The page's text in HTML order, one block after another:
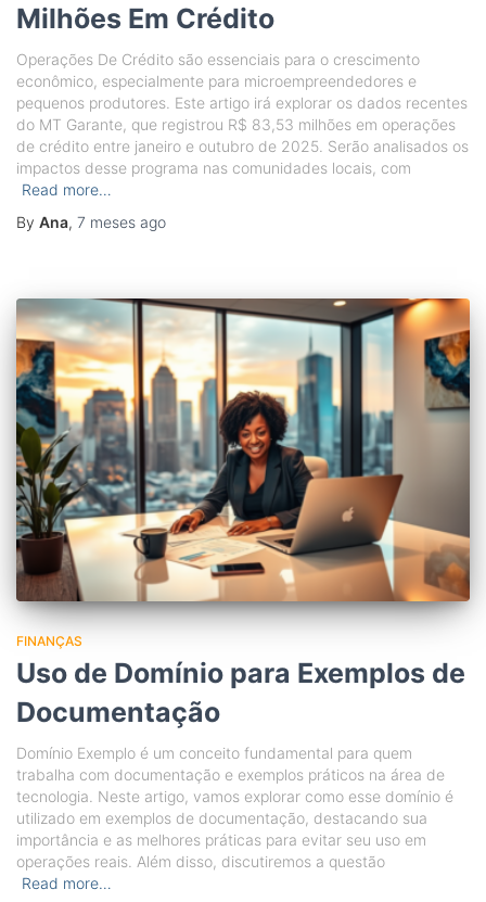
Milhões Em Crédito
Operações De Crédito são essenciais para o crescimento
econômico, especialmente para microempreendedores e
pequenos produtores. Este artigo irá explorar os dados recentes
do MT Garante, que registrou R$ 83,53 milhões em operações
de crédito entre janeiro e outubro de 2025. Serão analisados os
impactos desse programa nas comunidades locais, com
Read more…
By Ana, 7 meses ago
FINANÇAS
Uso de Domínio para Exemplos de
Documentação
Domínio Exemplo é um conceito fundamental para quem
trabalha com documentação e exemplos práticos na área de
tecnologia. Neste artigo, vamos explorar como esse domínio é
utilizado em exemplos de documentação, destacando sua
importância e as melhores práticas para evitar seu uso em
operações reais. Além disso, discutiremos a questão
Read more…